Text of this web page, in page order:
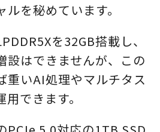
を秘めています。
を32GB搭載し、
設はできませんが、この
重いAI処理やマルチタス
できます。